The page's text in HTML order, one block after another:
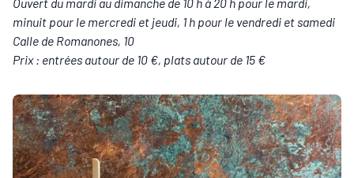
minuit pour le mercredi et jeudi, 1 h pour le vendredi et samedi
Calle de Romanones, 10
Prix : entrées autour de 10 €, plats autour de 15 €